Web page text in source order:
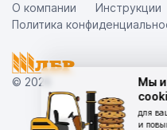
Мы
для
и
© 2026
О компании Инструкции
Политика